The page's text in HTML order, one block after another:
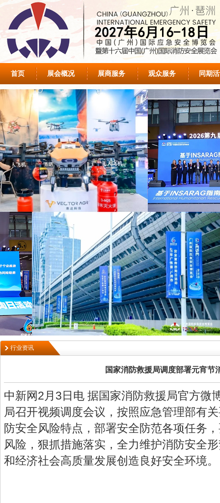
首页 展会概况 展商服务 观众服务 同期
行业资讯
国家消防救援局调度部署元宵节
中新网2月3日电 据国家消防救援局官方微
局召开视频调度会议，按照应急管理部有
防安全风险特点，部署安全防范各项任务
风险，狠抓措施落实，全力维护消防安全
和经济社会高质量发展创造良好安全环境。